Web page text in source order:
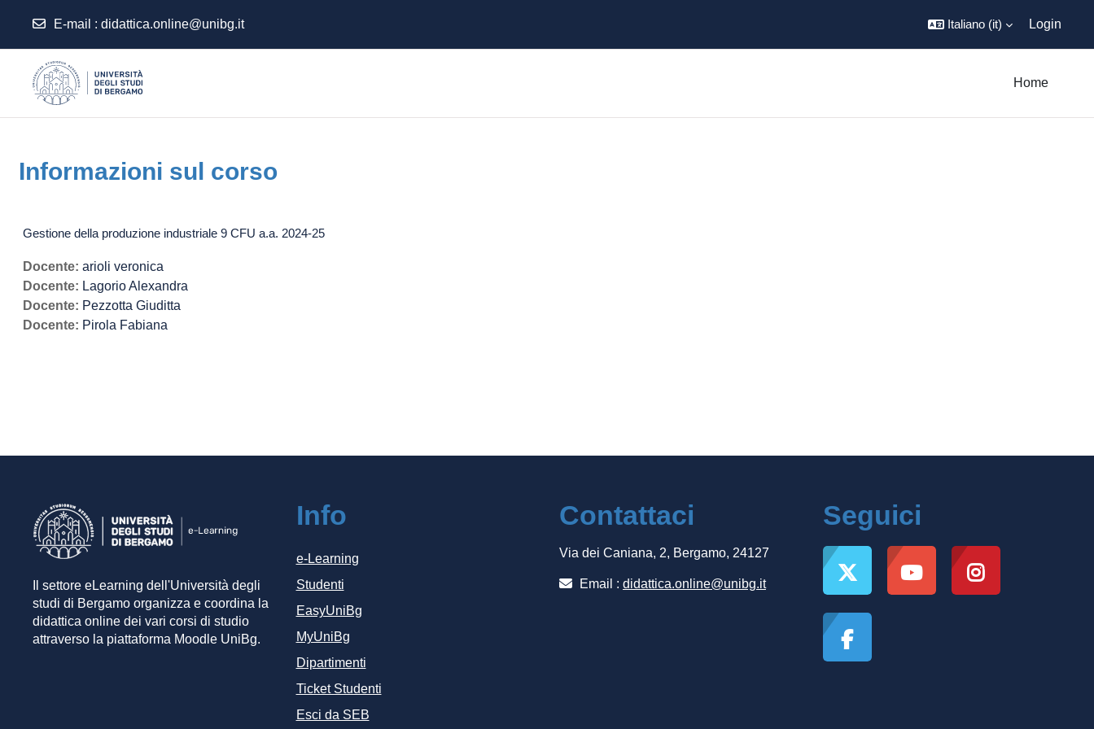
E-mail : didattica.online@unibg.it Italiano ‎(it)‎ Login
Home
Informazioni sul corso
Gestione della produzione industriale 9 CFU a.a. 2024-25
Docente: arioli veronica
Docente: Lagorio Alexandra
Docente: Pezzotta Giuditta
Docente: Pirola Fabiana
Il settore eLearning dell'Università degli
studi di Bergamo organizza e coordina la
didattica online dei vari corsi di studio
attraverso la piattaforma Moodle UniBg.
Info
e-Learning
Studenti
EasyUniBg
MyUniBg
Dipartimenti
Ticket Studenti
Esci da SEB
Contattaci
Via dei Caniana, 2, Bergamo, 24127
Email : didattica.online@unibg.it
Seguici